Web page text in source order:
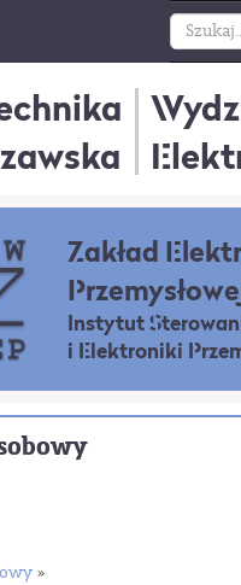
Zakład
Instytut
i Elektroniki
»